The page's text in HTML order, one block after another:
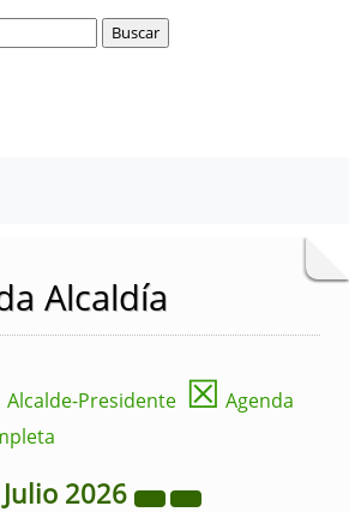
Alcaldía
Alcalde-Presidente ☒ Agenda
Julio 2026